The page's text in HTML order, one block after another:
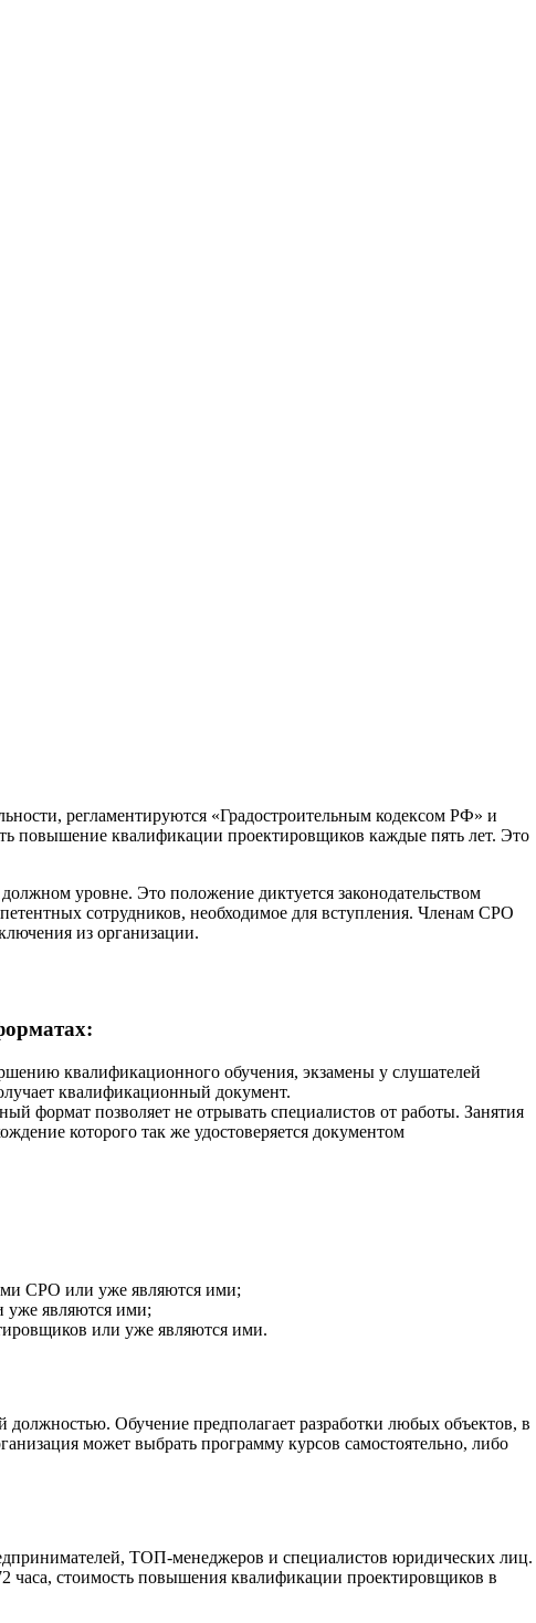
регламентируются «Градостроительным кодексом РФ» и
повышение квалификации проектировщиков каждые пять лет. Это
уровне. Это положение диктуется законодательством
сотрудников, необходимое для вступления. Членам СРО
из организации.
квалификационного обучения, экзамены у слушателей
квалификационный документ.
формат позволяет не отрывать специалистов от работы. Занятия
которого так же удостоверяется документом
СРО или уже являются ими;
уже являются ими;
или уже являются ими.
Обучение предполагает разработки любых объектов, в
может выбрать программу курсов самостоятельно, либо
ТОП-менеджеров и специалистов юридических лиц.
стоимость повышения квалификации проектировщиков в